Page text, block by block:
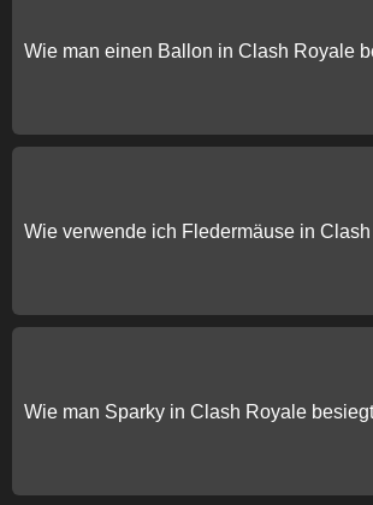
Wie man einen Ballon in Clash Royale
Wie verwende ich Fledermäuse in
Wie man Sparky in Clash Royale besiegt